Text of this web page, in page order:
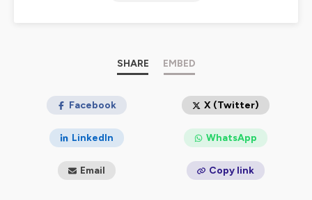
SHARE EMBED
Facebook X (Twitter)
LinkedIn WhatsApp
Email Copy link